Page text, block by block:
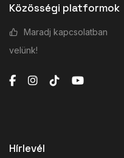
Közösségi platformok
Maradj kapcsolatban
velünk!
Hírlevél